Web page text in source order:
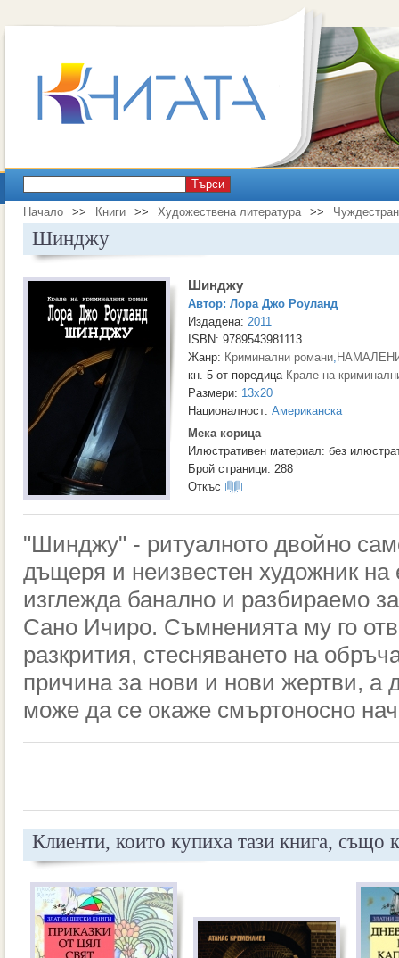
Търси
Начало >> Книги >> Художествена литература >>
Шинджу
Шинджу
Автор: Лора Джо Роуланд
Издадена: 2011
ISBN: 9789543981113
Жанр: Криминални романи,
кн. 5 от поредица Крале на
Размери: 13x20
Националност: Американска
Мека корица
Илюстративен материал: без
Брой страници: 288
Откъс
"Шинджу" - ритуалното двойно
дъщеря и неизвестен художник на
изглежда банално и разбираемо
Сано Ичиро. Съмненията му го
разкрития, стесняването на
причина за нови и нови жертви, а
може да се окаже смъртоносно
Клиенти, които купиха тази книга, също